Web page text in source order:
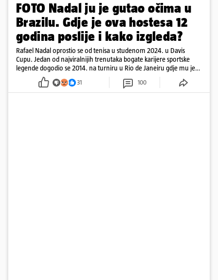
FOTO Nadal ju je gutao očima u
Brazilu. Gdje je ova hostesa 12
godina poslije i kako izgleda?
Rafael Nadal oprostio se od tenisa u studenom 2024. u Davis
Cupu. Jedan od najviralnijih trenutaka bogate karijere sportske
legende dogodio se 2014. na turniru u Rio de Janeiru gdje mu je
pažnju odvlačila ljepotica iza klupe
31 100